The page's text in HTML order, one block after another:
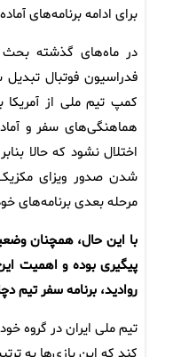
برای ادامه برنامه‌های
در ماه‌های گذشته بحث
فدراسیون فوتبال
کمپ تیم ملی از
اختلال نشود که حالا
شدن صدور ویزای
مرحله بعدی برنامه‌های
با این حال، همچنان
پیگیری بوده و اهمیت
روادید، برنامه سفر
تیم ملی ایران در گروه